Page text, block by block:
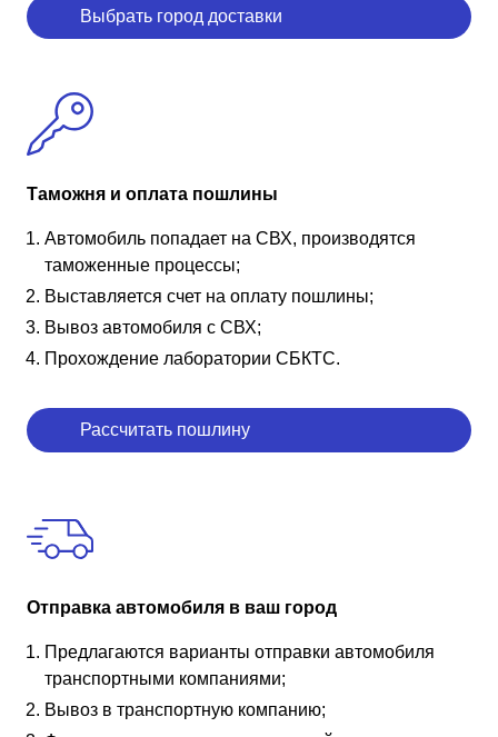
Выбрать город доставки
Таможня и оплата пошлины
Автомобиль попадает на СВХ, производятся
таможенные процессы;
Выставляется счет на оплату пошлины;
Вывоз автомобиля с СВХ;
Прохождение лаборатории СБКТС.
Рассчитать пошлину
Отправка автомобиля в ваш город
Предлагаются варианты отправки автомобиля
транспортными компаниями;
Вывоз в транспортную компанию;